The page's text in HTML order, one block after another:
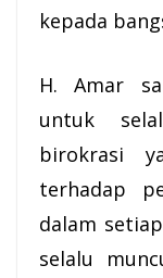
kepada
H. Amar
untuk
birokrasi
terhadap
dalam
selalu